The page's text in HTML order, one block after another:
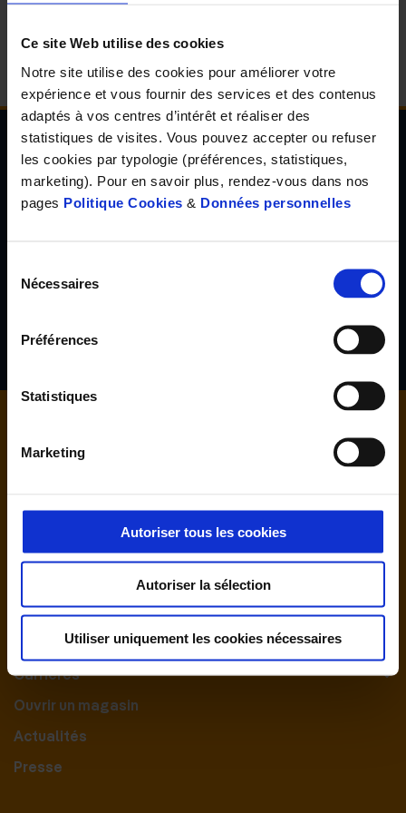
Ce site Web utilise des cookies
Notre site utilise des cookies pour améliorer votre
expérience et vous fournir des services et des contenus
adaptés à vos centres d’intérêt et réaliser des
statistiques de visites. Vous pouvez accepter ou refuser
les cookies par typologie (préférences, statistiques,
marketing). Pour en savoir plus, rendez-vous dans nos
pages Politique Cookies & Données personnelles
Nécessaires
Préférences
Statistiques
Marketing
Autoriser tous les cookies
Autoriser la sélection
Utiliser uniquement les cookies nécessaires
Nous contacter
Le Groupement
Nos engagements
Carrières
Ouvrir un magasin
Actualités
Presse
Newsletter de l'Observatoire de la santé Visuelle
et Auditive